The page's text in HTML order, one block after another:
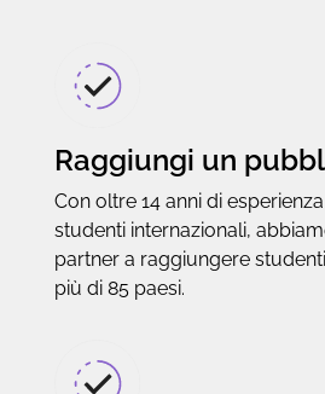
Raggiungi un
Con oltre 14 anni di
studenti internazionali,
partner a raggiungere
più di 85 paesi.